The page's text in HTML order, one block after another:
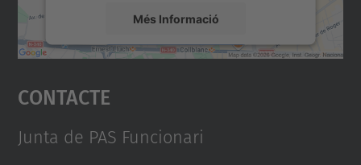
Més Informació
Accepta
powered by
Contacte
Junta de PAS Funcionari